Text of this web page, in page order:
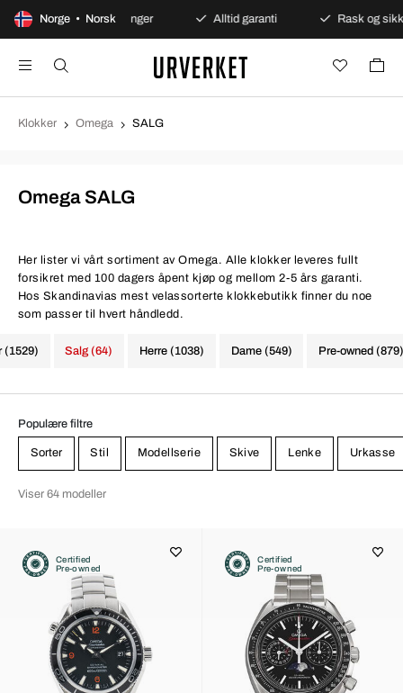
Norge • Norsk
Sikre betalinger Alltid garanti Rask og sikker
Klokker Omega SALG
Omega SALG
Her lister vi vårt sortiment av Omega. Alle klokker leveres fullt
forsikret med 100 dagers åpent kjøp og mellom 2-5 års garanti.
Hos Skandinavias mest velassorterte klokkebutikk finner du noe
som passer til hvert håndledd.
(1529) Herre (1038) Dame (549) Pre-owned
Salg (64)
Populære filtre
Sorter Stil Modellserie Skive Lenke Urkasse
Viser 64 modeller
Certified
Pre-owned
Certified
Pre-owned